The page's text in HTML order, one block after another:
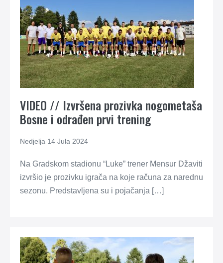
VIDEO // Izvršena prozivka nogometaša
Bosne i odrađen prvi trening
Nedjelja 14 Jula 2024
Na Gradskom stadionu “Luke” trener Mensur Džaviti
izvršio je prozivku igrača na koje računa za narednu
sezonu. Predstavljena su i pojačanja […]